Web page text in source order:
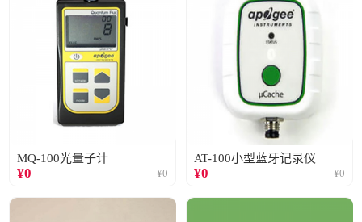
MQ-100光量子计
¥0 ¥0
AT-100小型蓝牙记录仪
¥0 ¥0